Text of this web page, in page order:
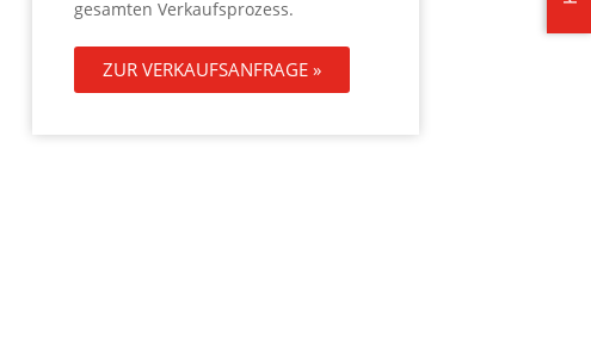
gesamten Verkaufsprozess.
ZUR VERKAUFSANFRAGE »